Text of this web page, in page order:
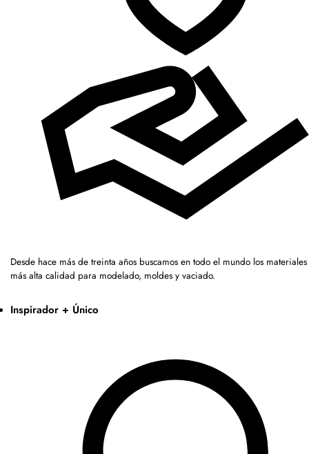
Desde hace más de treinta años buscamos en todo el mundo los
más alta calidad para modelado, moldes y vaciado.
Inspirador + Único